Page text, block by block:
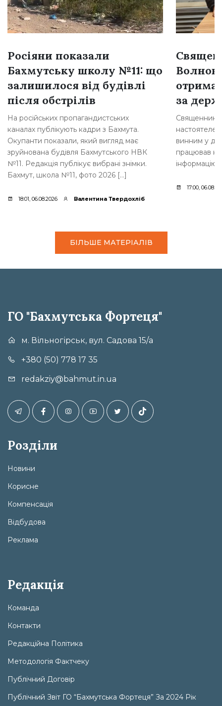
Росіяни показали
Бахмутську школу №11: що
залишилося від будівлі
після обстрілів
На російських пропагандистських
каналах публікують кадри з Бахмута.
Окупанти показали, який вигляд має
зруйнована будівля Бахмутського НВК
№11. Редакція публікує вибрані знімки.
Бахмут, школа №11, фото 2026 […]
18:01, 06.08.2026 Валентина Твердохліб
за
Священника
винним у
працював
інформацію
17:00,
БІЛЬШЕ МАТЕРІАЛІВ
ГО "Бахмутська Фортеця"
м. Вільногірськ, вул. Садова 15/а
+380 (50) 778 17 35
redakziy@bahmut.in.ua
Розділи
Новини
Корисне
Компенсація
Відбудова
Реклама
Редакція
Команда
Контакти
Редакційна Політика
Методологія Фактчеку
Публічний Договір
Публічний Звіт ГО “Бахмутська Фортеця” За 2024 Рік